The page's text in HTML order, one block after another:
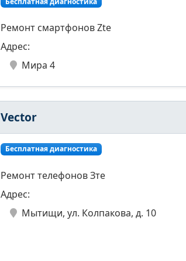
Ремонт смартфонов Zte
Адрес:
Мира 4
Vector
Бесплатная диагностика
Ремонт телефонов Зте
Адрес:
Мытищи, ул. Колпакова, д. 10